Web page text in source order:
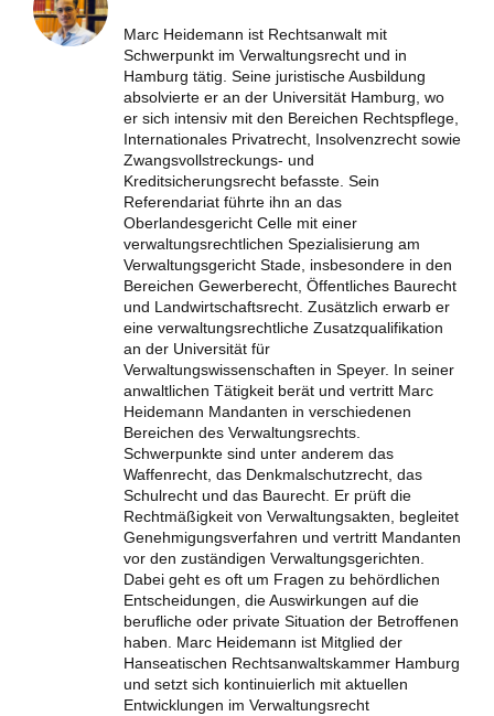
Marc Heidemann ist Rechtsanwalt mit
Schwerpunkt im Verwaltungsrecht und in
Hamburg tätig. Seine juristische Ausbildung
absolvierte er an der Universität Hamburg, wo
er sich intensiv mit den Bereichen Rechtspflege,
Internationales Privatrecht, Insolvenzrecht sowie
Zwangsvollstreckungs- und
Kreditsicherungsrecht befasste. Sein
Referendariat führte ihn an das
Oberlandesgericht Celle mit einer
verwaltungsrechtlichen Spezialisierung am
Verwaltungsgericht Stade, insbesondere in den
Bereichen Gewerberecht, Öffentliches Baurecht
und Landwirtschaftsrecht. Zusätzlich erwarb er
eine verwaltungsrechtliche Zusatzqualifikation
an der Universität für
Verwaltungswissenschaften in Speyer. In seiner
anwaltlichen Tätigkeit berät und vertritt Marc
Heidemann Mandanten in verschiedenen
Bereichen des Verwaltungsrechts.
Schwerpunkte sind unter anderem das
Waffenrecht, das Denkmalschutzrecht, das
Schulrecht und das Baurecht. Er prüft die
Rechtmäßigkeit von Verwaltungsakten, begleitet
Genehmigungsverfahren und vertritt Mandanten
vor den zuständigen Verwaltungsgerichten.
Dabei geht es oft um Fragen zu behördlichen
Entscheidungen, die Auswirkungen auf die
berufliche oder private Situation der Betroffenen
haben. Marc Heidemann ist Mitglied der
Hanseatischen Rechtsanwaltskammer Hamburg
und setzt sich kontinuierlich mit aktuellen
Entwicklungen im Verwaltungsrecht